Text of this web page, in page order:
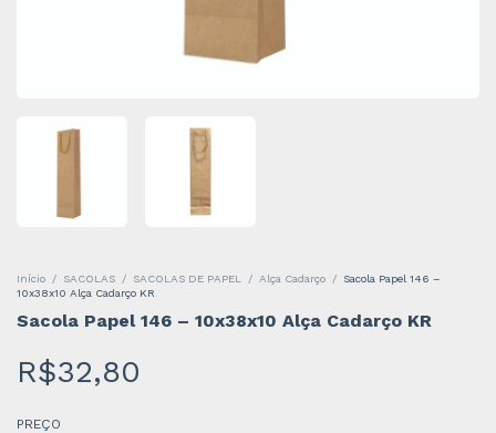
Início / SACOLAS / SACOLAS DE PAPEL / Alça Cadarço /
Sacola Papel 146 –
10x38x10 Alça Cadarço KR
Sacola Papel 146 – 10x38x10 Alça Cadarço KR
R$32,80
PREÇO